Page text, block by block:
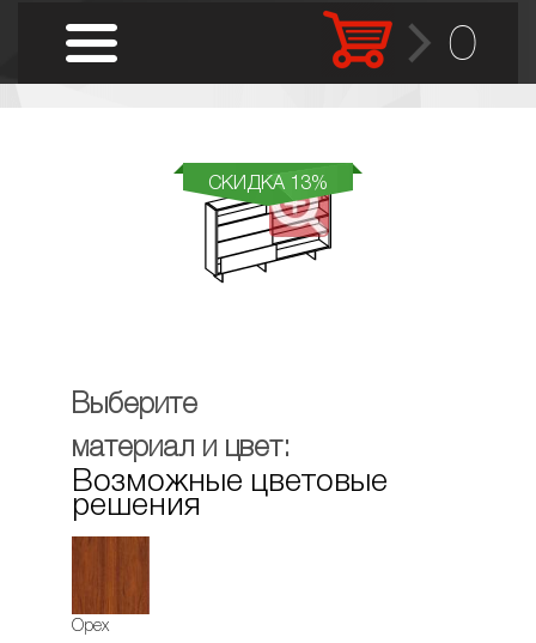
0
СКИДКА 13%
Выберите
материал и цвет:
Возможные цветовые
решения
Орех